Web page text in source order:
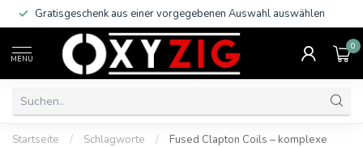
Gratisgeschenk aus einer vorgegebenen Auswahl auswählen
MENU
0
Startseite / Schlagworte /
Fused Clapton Coils – komplexe